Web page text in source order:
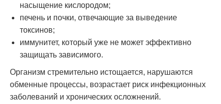
насыщение кислородом;
печень и почки, отвечающие за выведение
токсинов;
иммунитет, который уже не может эффективно
защищать зависимого.
Организм стремительно истощается, нарушаются
обменные процессы, возрастает риск инфекционных
заболеваний и хронических осложнений.